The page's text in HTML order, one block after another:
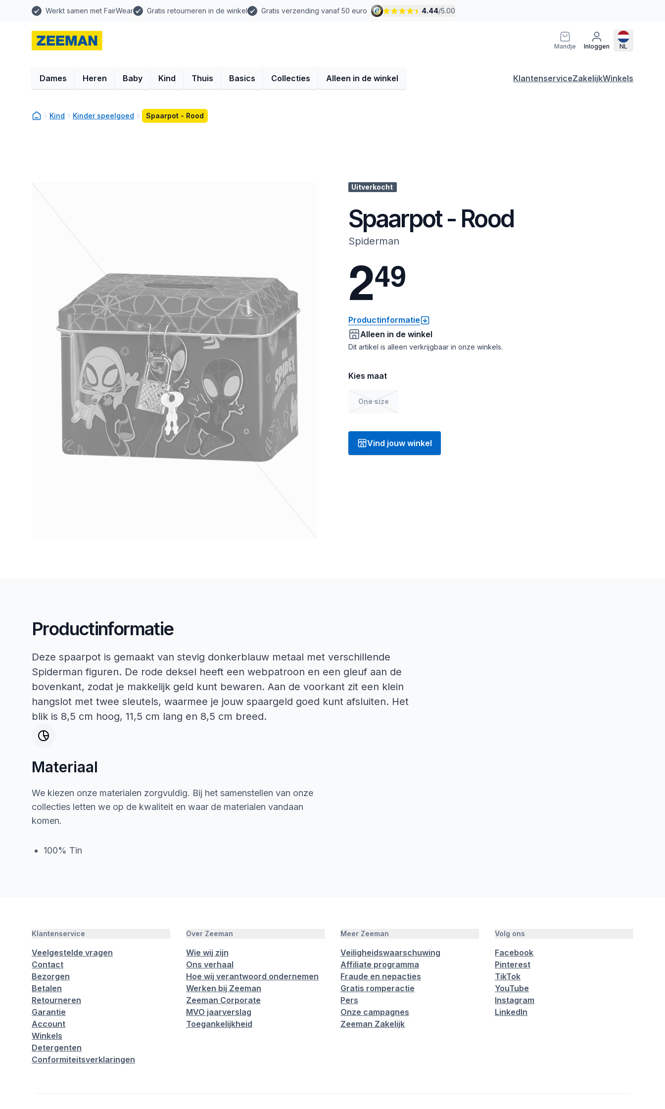
Werkt samen met FairWear Gratis retourneren in de winkel Gratis verzending vanaf 50 euro 4.44/5.00
Mandje Inloggen NL
Dames Heren Baby Kind Thuis Basics Collecties Alleen in de winkel KlantenserviceZakelijkWinkels
Kind Kinder speelgoed Spaarpot - Rood
Uitverkocht
Spaarpot - Rood
Spiderman
249
Productinformatie
Alleen in de winkel
Dit artikel is alleen verkrijgbaar in onze winkels.
Kies maat
One size
Vind jouw winkel
Productinformatie
Deze spaarpot is gemaakt van stevig donkerblauw metaal met verschillende
Spiderman figuren. De rode deksel heeft een webpatroon en een gleuf aan de
bovenkant, zodat je makkelijk geld kunt bewaren. Aan de voorkant zit een klein
hangslot met twee sleutels, waarmee je jouw spaargeld goed kunt afsluiten. Het
blik is 8,5 cm hoog, 11,5 cm lang en 8,5 cm breed.
Materiaal
We kiezen onze materialen zorgvuldig. Bij het samenstellen van onze
collecties letten we op de kwaliteit en waar de materialen vandaan
komen.
100% Tin
Klantenservice
Veelgestelde vragen
Contact
Bezorgen
Betalen
Retourneren
Garantie
Account
Winkels
Detergenten
Conformiteitsverklaringen
Over Zeeman
Wie wij zijn
Ons verhaal
Hoe wij verantwoord ondernemen
Werken bij Zeeman
Zeeman Corporate
MVO jaarverslag
Toegankelijkheid
Meer Zeeman
Veiligheidswaarschuwing
Affiliate programma
Fraude en nepacties
Gratis romperactie
Pers
Onze campagnes
Zeeman Zakelijk
Volg ons
Facebook
Pinterest
TikTok
YouTube
Instagram
LinkedIn